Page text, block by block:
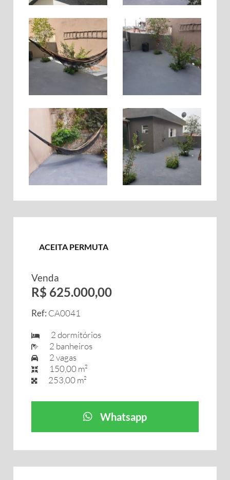
ACEITA PERMUTA
Venda
R$ 625.000,00
Ref: CA0041
2 dormitórios
2 banheiros
2 vagas
150,00 m²
253,00 m²
Whatsapp